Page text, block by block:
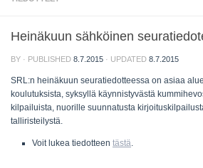
Heinäkuun sähköinen
BY · PUBLISHED 8.7.2015 · UPDATED 8.7.2015
SRL:n heinäkuun seuratiedotteessa on asiaa
koulutuksista, syksyllä käynnistyvästä
kilpailuista, nuorille suunnatusta
talliristeilystä.
Voit lukea tiedotteen tästä